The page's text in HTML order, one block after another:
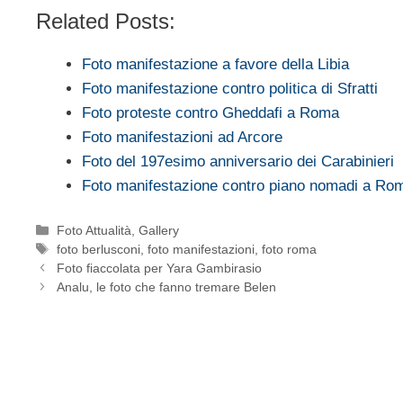
Related Posts:
Foto manifestazione a favore della Libia
Foto manifestazione contro politica di Sfratti
Foto proteste contro Gheddafi a Roma
Foto manifestazioni ad Arcore
Foto del 197esimo anniversario dei Carabinieri
Foto manifestazione contro piano nomadi a
Categorie
Foto Attualità ,Gallery
Tag
foto berlusconi ,foto manifestazioni ,foto roma
Foto fiaccolata per Yara Gambirasio
Analu, le foto che fanno tremare Belen